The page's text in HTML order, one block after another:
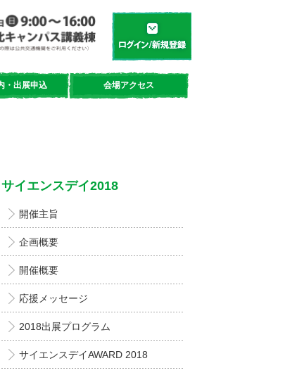
学都「仙台・宮城」サイエンスデイ
・出展申込 会場アクセス
サイエンスデイ2018
開催主旨
企画概要
開催概要
応援メッセージ
2018出展プログラム
サイエンスデイAWARD 2018